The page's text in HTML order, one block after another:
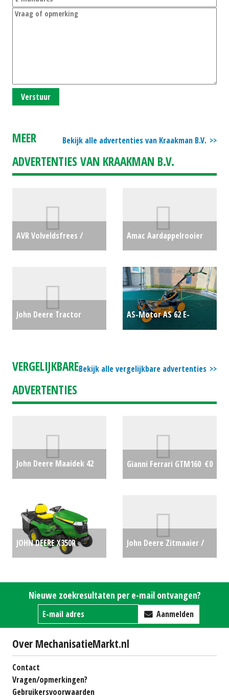
Verstuur
Bekijk alle advertenties van Kraakman B.V.
MEER
ADVERTENTIES VAN KRAAKMAN B.V.
AVR Volveldsfrees /
Amac Aardappelrooier
John Deere Tractor
AS-Motor AS 62 E-
Bekijk alle vergelijkbare advertenties
VERGELIJKBARE
ADVERTENTIES
John Deere Maaidek 42
Gianni Ferrari GTM160 €0
JOHN DEERE X350R
#781580
€0
John Deere Zitmaaier /
#65646
€0
Nieuwe zoekresultaten per e-mail ontvangen?
Aanmelden
Over MechanisatieMarkt.nl
Contact
Vragen/opmerkingen?
Gebruikersvoorwaarden